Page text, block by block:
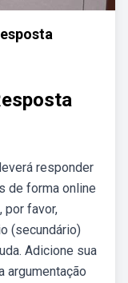
responder
de forma online
por favor,
(secundário)
Adicione sua
argumentação